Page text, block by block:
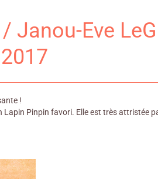
Janou-Eve
!
Pinpin favori. Elle est très attristée